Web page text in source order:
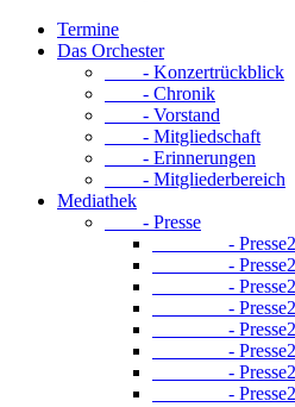
Termine
Das Orchester
- Konzertrückblick
- Chronik
- Vorstand
- Mitgliedschaft
- Erinnerungen
- Mitgliederbereich
Mediathek
- Presse
-
-
-
-
-
-
-
-